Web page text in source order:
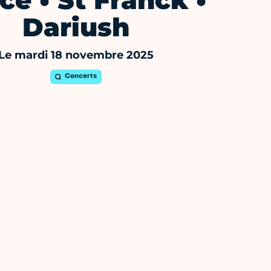
Dariush
mardi 18 novembre 2025
Concerts